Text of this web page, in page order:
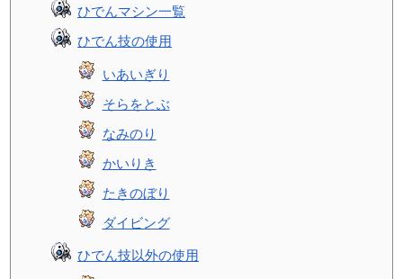
ひでんマシン一覧
ひでん技の使用
いあいぎり
そらをとぶ
なみのり
かいりき
たきのぼり
ダイビング
ひでん技以外の使用